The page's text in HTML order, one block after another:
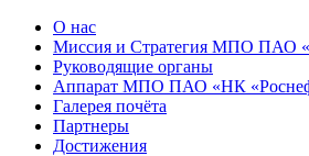
О нас
Миссия и Стратегия МПО ПАО
Руководящие органы
Аппарат МПО ПАО «НК
Галерея почёта
Партнеры
Достижения